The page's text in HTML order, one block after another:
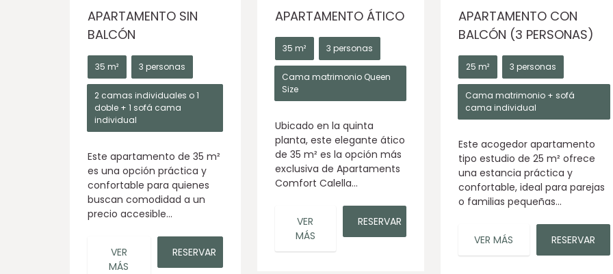
APARTAMENTO SIN
BALCÓN
35 m² 3 personas
2 camas individuales o 1
doble + 1 sofá cama
individual
Este apartamento de 35 m²
es una opción práctica y
confortable para quienes
buscan comodidad a un
precio accesible...
VER
MÁS
RESERVAR
APARTAMENTO ÁTICO
35 m² 3 personas
Cama matrimonio Queen
Size
Ubicado en la quinta
planta, este elegante ático
de 35 m² es la opción más
exclusiva de Apartaments
Comfort Calella...
VER
MÁS
RESERVAR
APARTAMENTO CON
BALCÓN (3 PERSONAS)
25 m² 3 personas
Cama matrimonio + sofá
cama individual
Este acogedor apartamento
tipo estudio de 25 m² ofrece
una estancia práctica y
confortable, ideal para parejas
o familias pequeñas...
VER MÁS RESERVAR